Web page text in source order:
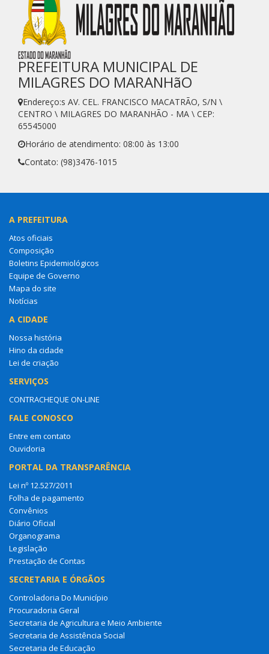
PREFEITURA MUNICIPAL DE
MILAGRES DO MARANHãO
Endereço:s AV. CEL. FRANCISCO MACATRÃO, S/N \
CENTRO \ MILAGRES DO MARANHÃO - MA \ CEP:
65545000
Horário de atendimento: 08:00 às 13:00
Contato: (98)3476-1015
A PREFEITURA
Atos oficiais
Composição
Boletins Epidemiológicos
Equipe de Governo
Mapa do site
Notícias
A CIDADE
Nossa história
Hino da cidade
Lei de criação
SERVIÇOS
CONTRACHEQUE ON-LINE
FALE CONOSCO
Entre em contato
Ouvidoria
PORTAL DA TRANSPARÊNCIA
Lei nº 12.527/2011
Folha de pagamento
Convênios
Diário Oficial
Organograma
Legislação
Prestação de Contas
SECRETARIA E ÓRGÃOS
Controladoria Do Município
Procuradoria Geral
Secretaria de Agricultura e Meio Ambiente
Secretaria de Assistência Social
Secretaria de Educação